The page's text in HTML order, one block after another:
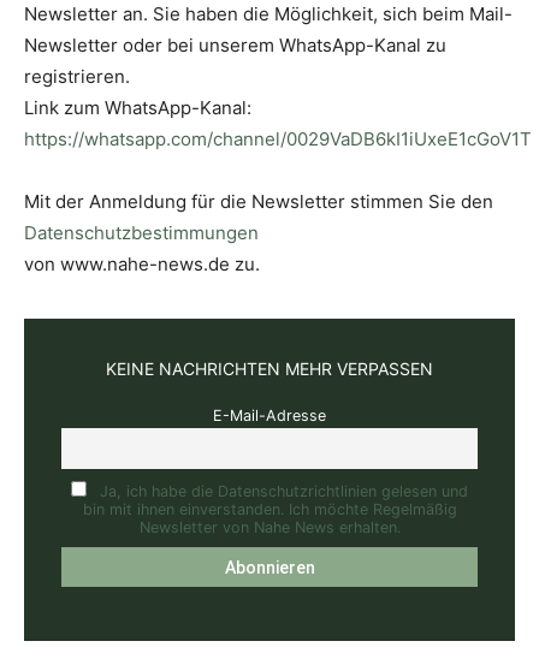
Newsletter an. Sie haben die Möglichkeit, sich beim Mail-
Newsletter oder bei unserem WhatsApp-Kanal zu
registrieren.
Link zum WhatsApp-Kanal:
https://whatsapp.com/channel/0029VaDB6kI1iUxeE1cGoV1T
Mit der Anmeldung für die Newsletter stimmen Sie den
Datenschutzbestimmungen
von www.nahe-news.de zu.
KEINE NACHRICHTEN MEHR VERPASSEN
E-Mail-Adresse
Ja, ich habe die Datenschutzrichtlinien gelesen und
bin mit ihnen einverstanden. Ich möchte Regelmäßig
Newsletter von Nahe News erhalten.